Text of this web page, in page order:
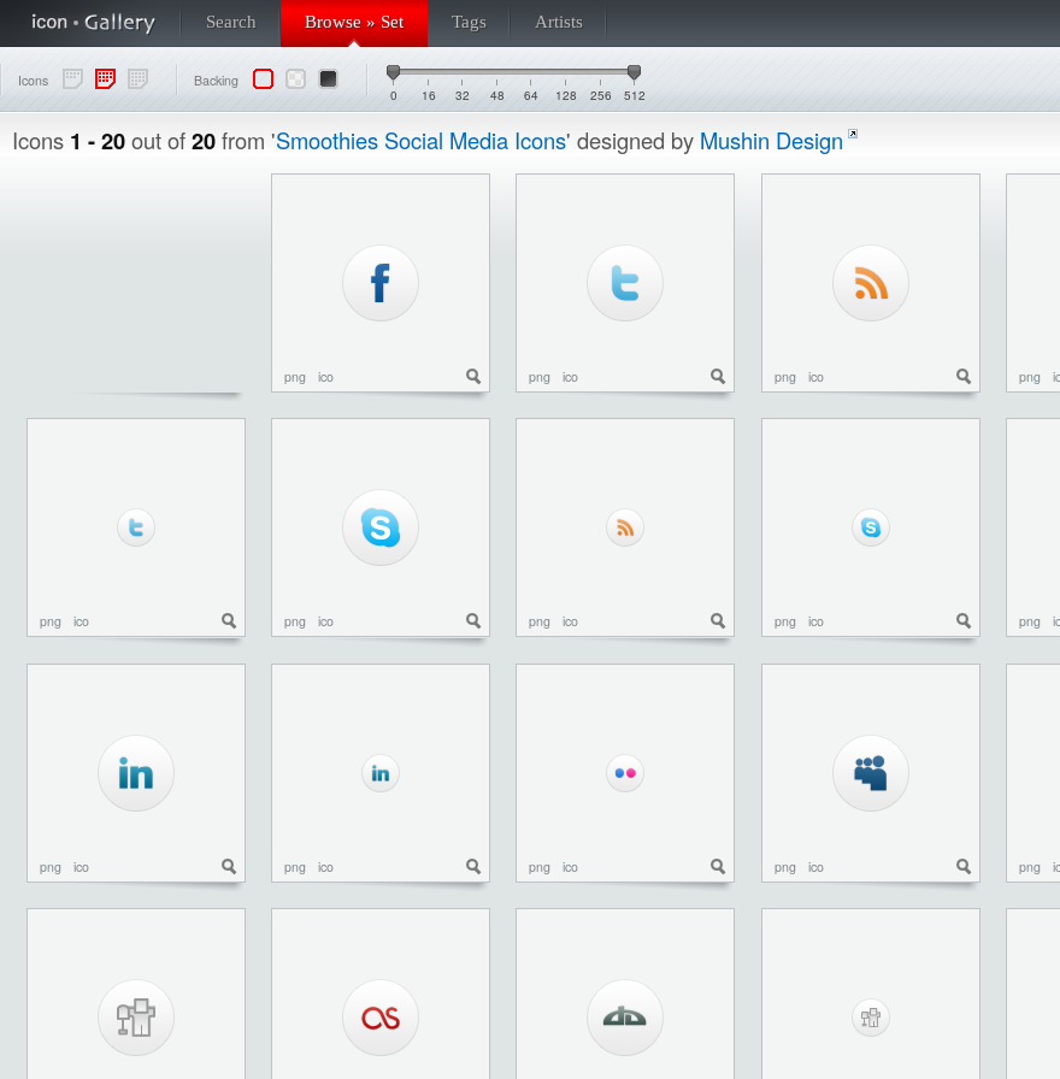
Search Browse » Set Tags Artists
Icons Backing
0 16 32 48 64 128 256 512
Icons 1 - 20out of20from 'Smoothies Social Media Icons' designed by Mushin Design
png ico png ico png ico png
png ico png ico png ico png ico png
png ico png ico png ico png ico png